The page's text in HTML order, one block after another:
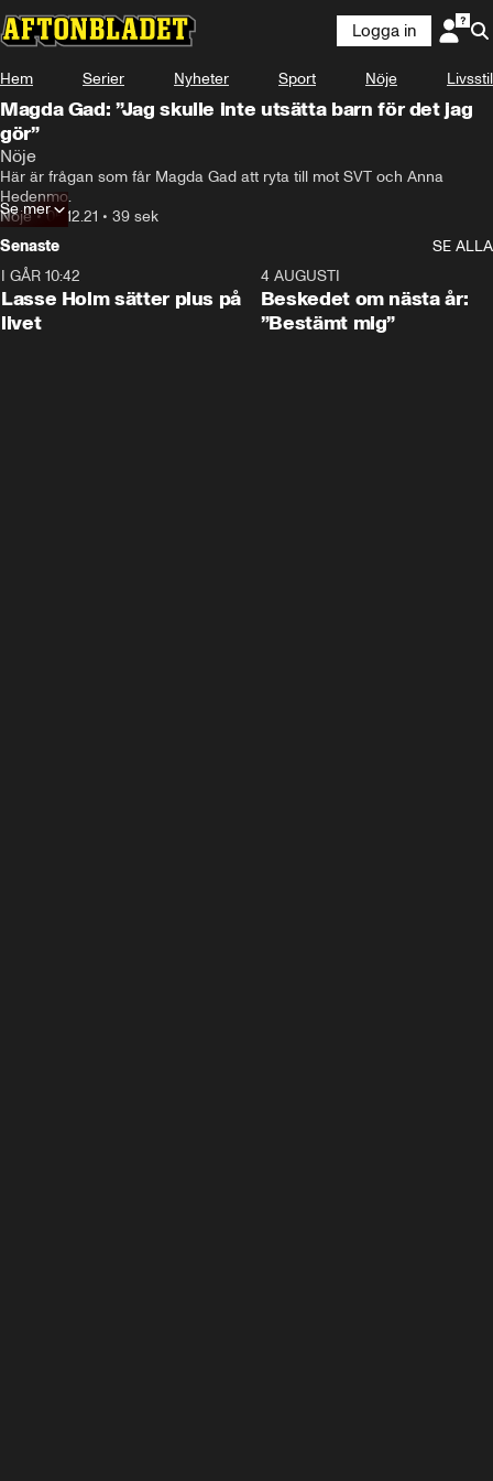
Logga in
Hem Serier Nyheter Sport Nöje Livsstil
Magda Gad: ”Jag skulle inte utsätta barn för det jag
gör”
Nöje
Här är frågan som får Magda Gad att ryta till mot SVT och Anna
Hedenmo.
Nöje•05.12.21 • 39 sek
Se mer
Senaste
SE ALLA
I GÅR 10:42
Lasse Holm sätter plus på
livet
4 AUGUSTI
Beskedet om nästa år:
”Bestämt mig”